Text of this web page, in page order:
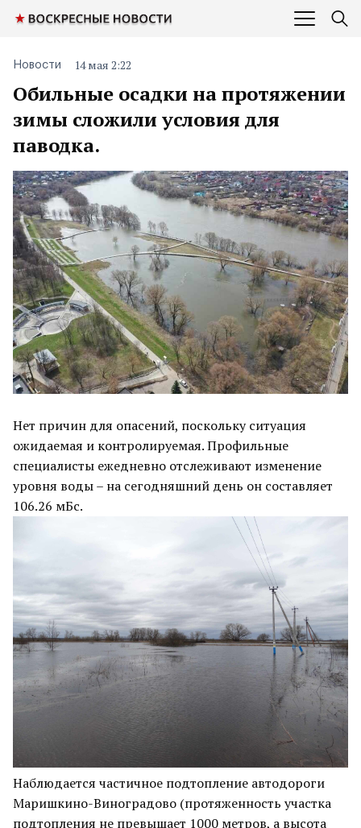
Обильные осадки на протяжении
зимы сложили условия для
паводка.
Новости 14 мая 2:22
Нет причин для опасений, поскольку ситуация
ожидаемая и контролируемая. Профильные
специалисты ежедневно отслеживают изменение
уровня воды – на сегодняшний день он составляет
106.26 мБс.
Наблюдается частичное подтопление автодороги
Маришкино-Виноградово (протяженность участка
подтопления не превышает 1000 метров, а высота